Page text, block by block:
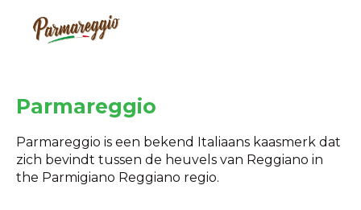
Parmareggio
Parmareggio is een bekend Italiaans kaasmerk dat
zich bevindt tussen de heuvels van Reggiano in
the Parmigiano Reggiano regio.